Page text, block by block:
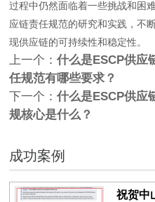
过程中仍然面临着一些挑战和困
应链责任规范的研究和实践，不
现供应链的可持续性和稳定性。
上一个：什么是​ESCP供应
任规范有哪些要求？
下一个：什么是ESCP供应
规核心是什么？
成功案例